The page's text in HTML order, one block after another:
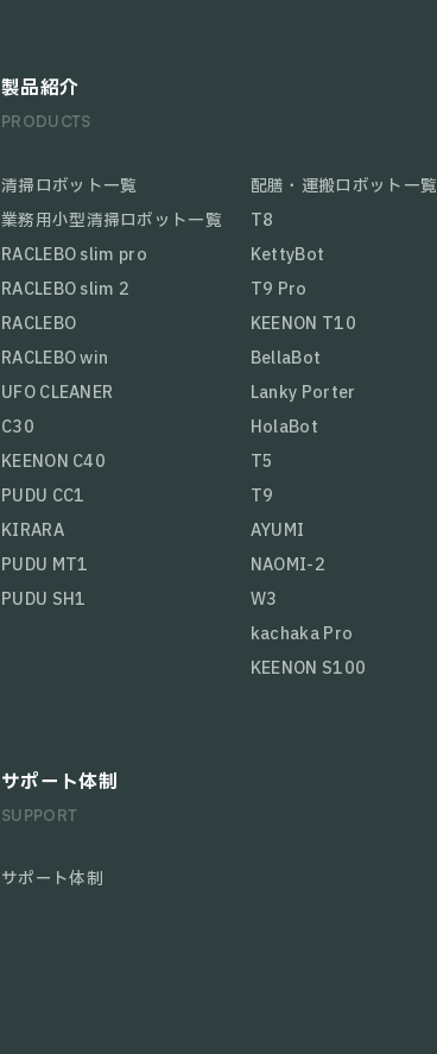
製品紹介
PRODUCTS
清掃ロボット一覧
業務用小型清掃ロボット一覧
RACLEBO slim pro
RACLEBO slim 2
RACLEBO
RACLEBO win
UFO CLEANER
C30
KEENON C40
PUDU CC1
KIRARA
PUDU MT1
PUDU SH1
配膳・運搬ロボット一覧
T8
KettyBot
T9 Pro
KEENON T10
BellaBot
Lanky Porter
HolaBot
T5
T9
AYUMI
NAOMI-2
W3
kachaka Pro
KEENON S100
サポート体制
SUPPORT
サポート体制